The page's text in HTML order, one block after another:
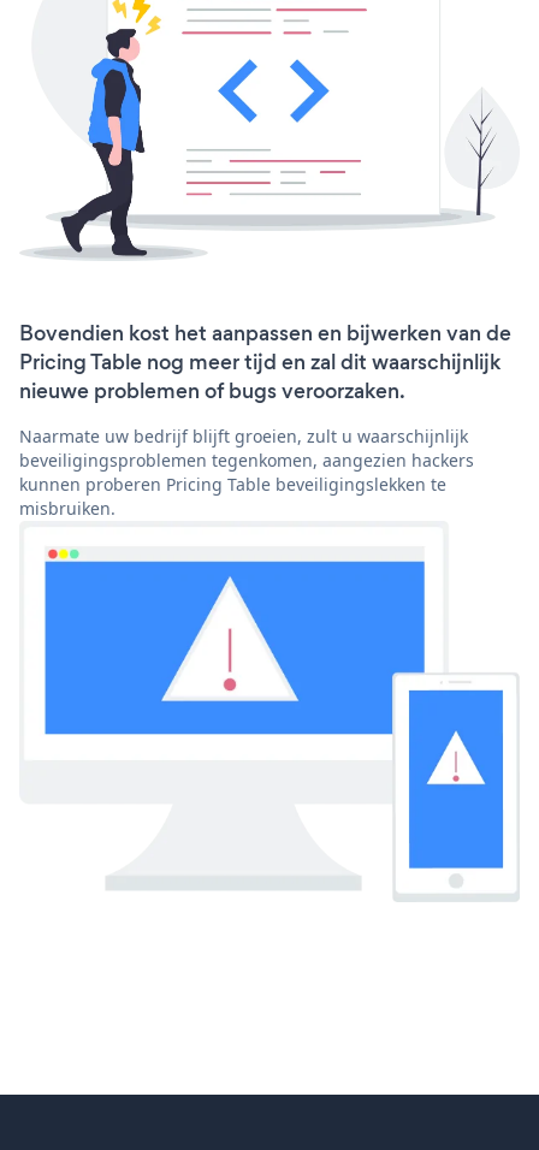
Bovendien kost het aanpassen en bijwerken van de
Pricing Table nog meer tijd en zal dit waarschijnlijk
nieuwe problemen of bugs veroorzaken.
Naarmate uw bedrijf blijft groeien, zult u waarschijnlijk
beveiligingsproblemen tegenkomen, aangezien hackers
kunnen proberen Pricing Table beveiligingslekken te
misbruiken.